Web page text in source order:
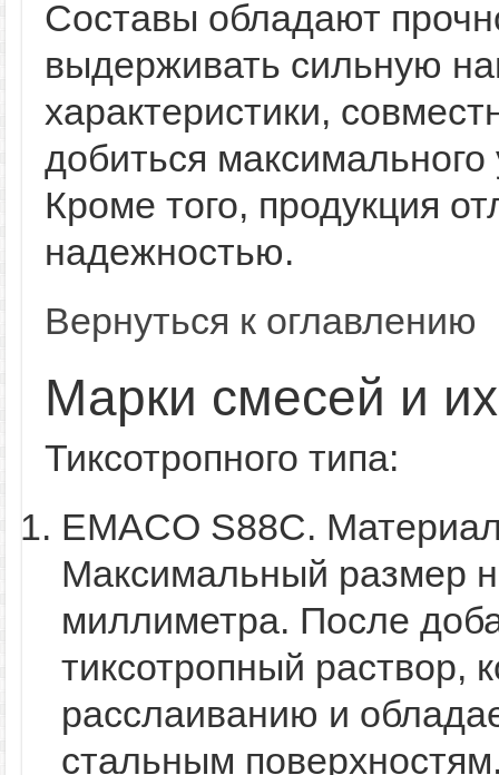
Составы обладают
выдерживать сильную
характеристики,
добиться
Кроме того, продукция
надежностью.
Вернуться к оглавлению
Марки смесей и
Тиксотропного типа:
EMACO S88C.
Максимальный размер
миллиметра. После
тиксотропный раствор,
расслаиванию и
стальным